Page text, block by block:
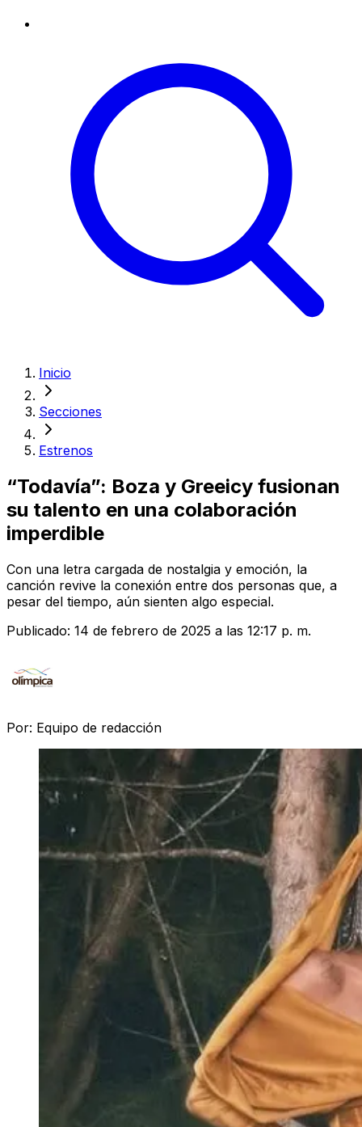
Inicio
Secciones
Estrenos
“Todavía”: Boza y Greeicy fusionan
su talento en una colaboración
imperdible
Con una letra cargada de nostalgia y emoción, la
canción revive la conexión entre dos personas que, a
pesar del tiempo, aún sienten algo especial.
Publicado: 14 de febrero de 2025 a las 12:17 p. m.
Por: Equipo de redacción